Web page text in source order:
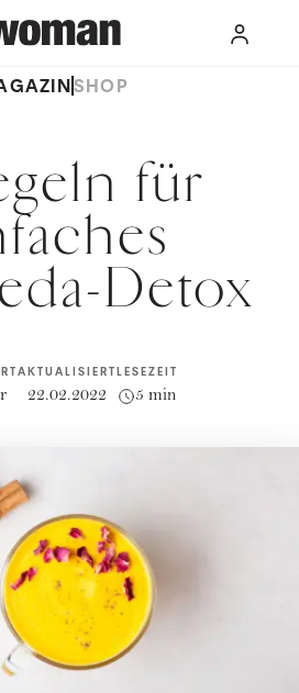
SHOP
für
Detox
AKTUALISIERT
22.02.2022
LESEZEIT
5 min